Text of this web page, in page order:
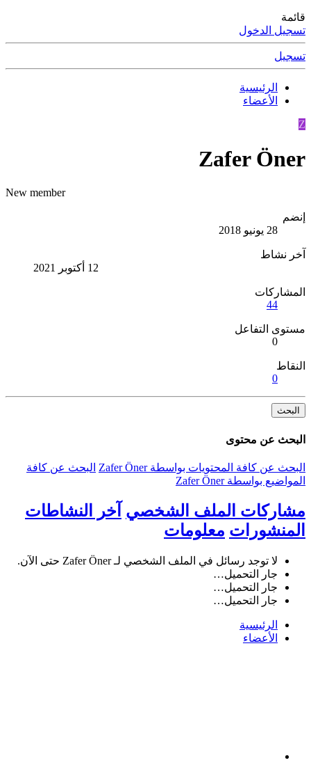
قائمة
تسجيل الدخول
تسجيل
الرئيسية
الأعضاء
Z
Zafer Öner
New member
إنضم
28 يونيو 2018
آخر نشاط
12 أكتوبر 2021
المشاركات
44
مستوى التفاعل
0
النقاط
0
البحث
البحث عن محتوى
البحث عن كافة المحتويات بواسطة Zafer Öner
البحث عن كافة
المواضيع بواسطة Zafer Öner
مشاركات الملف الشخصي آخر النشاطات
المنشورات معلومات
لا توجد رسائل في الملف الشخصي لـ Zafer Öner حتى الآن.
جار التحميل…
جار التحميل…
جار التحميل…
الرئيسية
الأعضاء